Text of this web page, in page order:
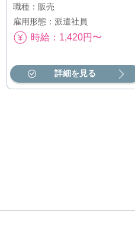
職種：販売
雇用形態：派遣社員
時給：1,420円〜
詳細を見る
ックしてみてください。